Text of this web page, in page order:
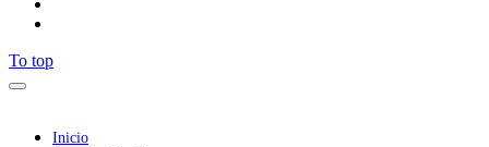
To top
Inicio